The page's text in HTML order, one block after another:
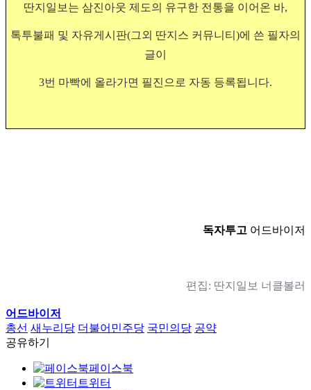
딴지일보는 삼진아웃 제도의 유구한 전통을 이어온 바,
톡투불패 및 자유게시판(그외 딴지스 커뮤니티)에 쓴 필자의
글이
3번 마빡에 올라가면 필진으로 자동 등록됩니다.
독자투고 어드바이저
편집: 딴지일보 너클볼러
어드바이저
총선 새누리당 더불어민주당 국민의당 공약
공유하기
페이스북
트위터